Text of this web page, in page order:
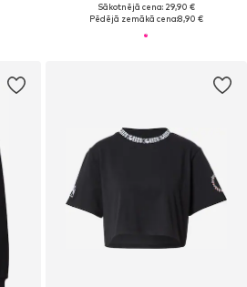
Sākotnējā cena: 29,90 €
Pēdējā zemākā cena:8,90 €